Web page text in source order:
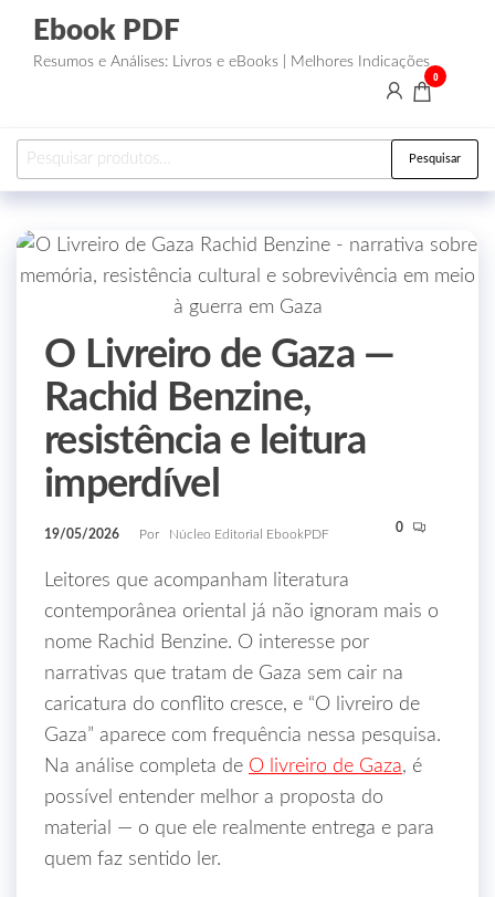
Ebook PDF
Resumos e Análises: Livros e eBooks | Melhores Indicações
0
Pesquisar
O Livreiro de Gaza —
Rachid Benzine,
resistência e leitura
imperdível
19/05/2026 Por Núcleo Editorial EbookPDF 0
Leitores que acompanham literatura
contemporânea oriental já não ignoram mais o
nome Rachid Benzine. O interesse por
narrativas que tratam de Gaza sem cair na
caricatura do conflito cresce, e “O livreiro de
Gaza” aparece com frequência nessa pesquisa.
Na análise completa de O livreiro de Gaza, é
possível entender melhor a proposta do
material — o que ele realmente entrega e para
quem faz sentido ler.